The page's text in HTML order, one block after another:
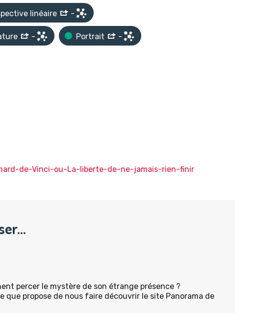
linéaire -
- Portrait -
de-Vinci-ou-La-liberte-de-ne-jamais-rien-finir
percer le mystère de son étrange présence ?
que propose de nous faire découvrir le site Panorama de